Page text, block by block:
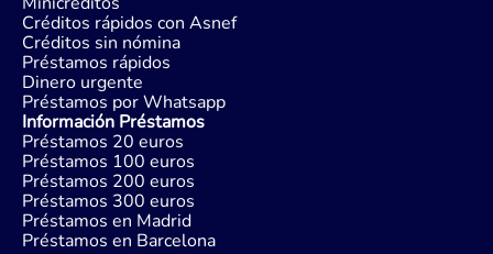
Créditos rápidos con Asnef
Créditos sin nómina
Préstamos rápidos
Dinero urgente
Préstamos por Whatsapp
Información Préstamos
Préstamos 20 euros
Préstamos 100 euros
Préstamos 200 euros
Préstamos 300 euros
Préstamos en Madrid
Préstamos en Barcelona